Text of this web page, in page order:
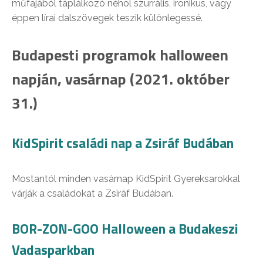
műfajából táplálkozó néhol szürrális, ironikus, vagy
éppen lírai dalszövegek teszik különlegessé.
Budapesti programok halloween
napján, vasárnap (2021. október
31.)
KidSpirit családi nap a Zsiráf Budában
Mostantól minden vasárnap KidSpirit Gyereksarokkal
várják a családokat a Zsiráf Budában.
BOR-ZON-GOO Halloween a Budakeszi
Vadasparkban